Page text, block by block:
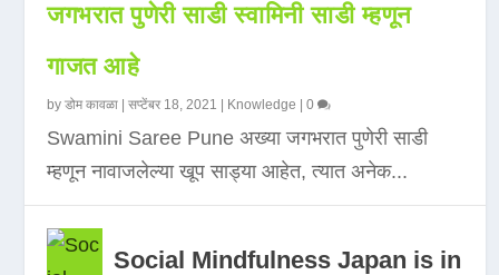
जगभरात पुणेरी साडी स्वामिनी साडी म्हणून
गाजत आहे
byडोम कावळा |सप्टेंबर 18, 2021 Knowledge |0
Swamini Saree Pune अख्या जगभरात पुणेरी साडी
म्हणून नावाजलेल्या खूप साड्या आहेत, त्यात अनेक...
Social Mindfulness Japan is in